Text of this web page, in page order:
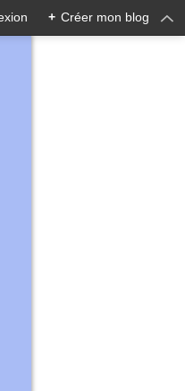
+ Créer mon blog